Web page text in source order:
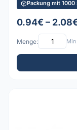
Packung mit 1000
0.94€ –
Menge: